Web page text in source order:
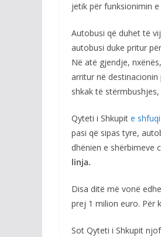
jetik për funksionimin
Autobusi që duhet të
autobusi duke pritur
Në atë gjendje,
arritur në
shkak të
Qyteti i Shkupit e
pasi që sipas tyre,
dhënien e shërbimeve
linja.
Disa ditë më vonë
prej 1 milion euro. Për
Sot Qyteti i Shkupit